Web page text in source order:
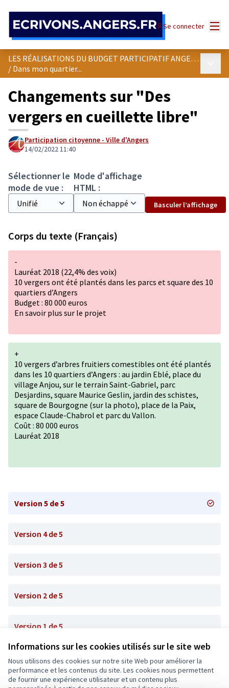
Informations sur les cookies utilisés sur le site web
Nous utilisons des cookies sur notre site Web pour améliorer la
performance et les contenus du site. Les cookies nous permettent
de fournir une expérience utilisateur et un contenu plus
Se connecter
LES RÉALISATIONS DU BUDGET PARTICIPATIF ANGEVIN
/ Dans mon quartier...
Changements sur "Des
vergers en cueillette libre"
Participation citoyenne - Ville d'Angers
14/02/2022 11:40
Sélectionner le
mode de vue :
Mode d'affichage
HTML :
Basculer l’affichage
Corps du texte (Français)
-
Lauréat 2018 (22,4% des voix)
10 vergers ont été plantés dans les parcs et square des 10
quartiers d’Angers
Budget : 80 000 euros
En savoir plus sur le projet
+
10 vergers d’arbres fruitiers comestibles ont été plantés
dans les 10 quartiers d’Angers : au jardin Eblé, place du
village Anjou, sur le terrain Saint-Gabriel, parc
Desjardins, square Maurice Geslin, jardin des schistes,
square de Bourgogne (sur la photo), place de la Paix,
espace Claude-Chabrol et parc du Vallon.
Coût : 80 000 euros
Lauréat 2018
Version 5 de 5
Version 4 de 5
Version 3 de 5
Version 2 de 5
Version 1 de 5
Conditions d'utilisation
Paramètres des cookies
Ecrivons Angers sur X
Ecrivons Angers sur Facebook